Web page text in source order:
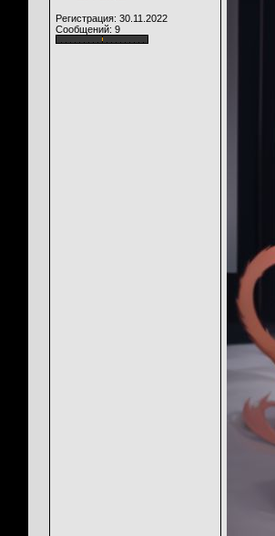
Регистрация: 30.11.2022
Сообщений: 9